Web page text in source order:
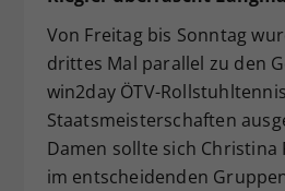
Von Freitag bis Sonntag
drittes Mal parallel zu den
win2day ÖTV-
Staatsmeisterschaften
Damen sollte sich Christina
im entscheidenden